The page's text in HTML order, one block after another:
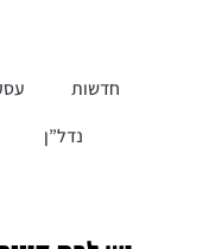
חדשות
נדל”ן